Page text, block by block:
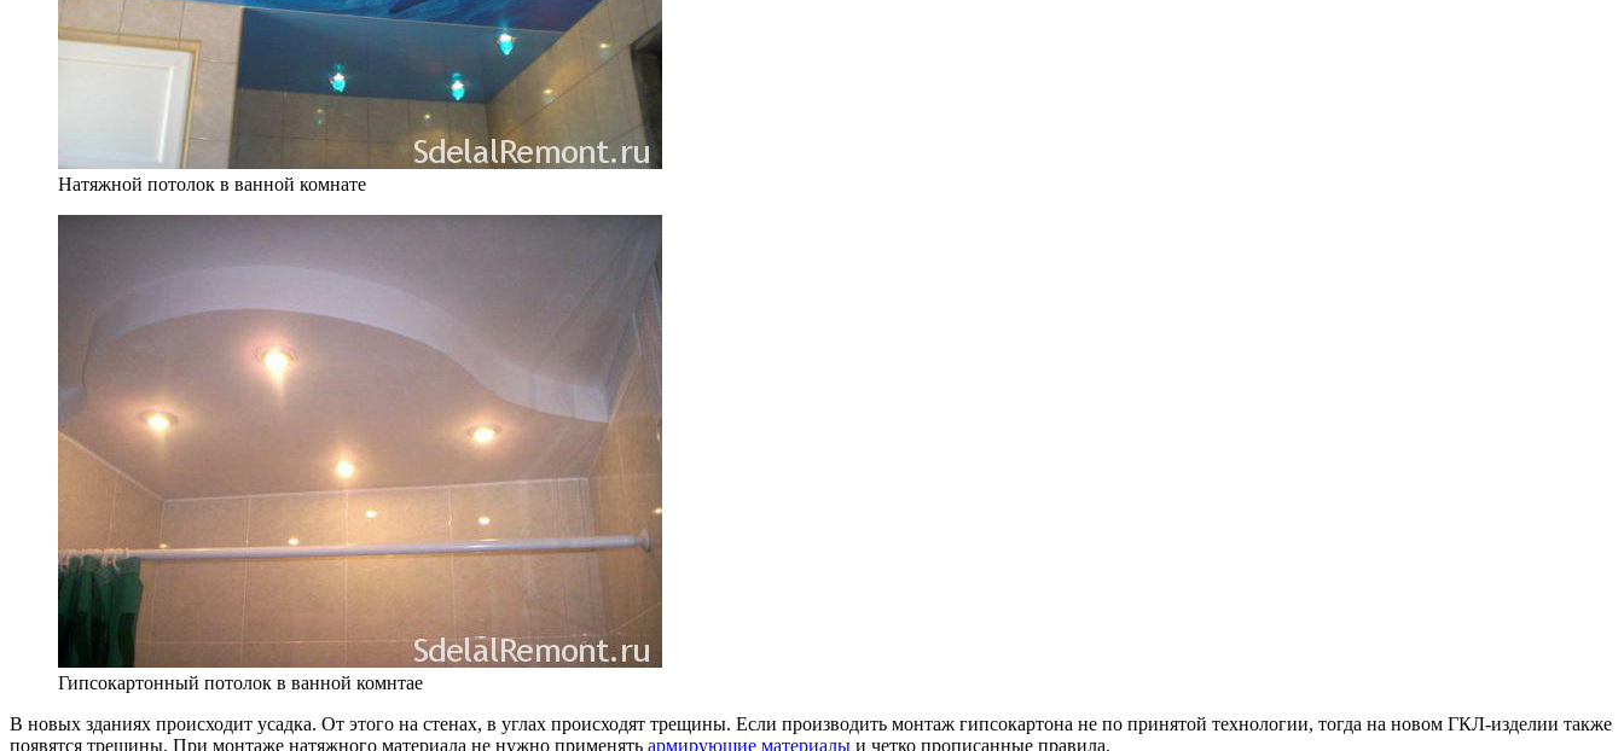
Натяжной потолок в ванной комнате
Гипсокартонный потолок в ванной комнтае
В новых зданиях происходит усадка. От этого на стенах, в углах происходят трещины. Если производить монтаж гипсокартона не по принятой технологии, тогда на новом ГКЛ-изделии также
появятся трещины. При монтаже натяжного материала не нужно применять армирующие материалы и четко прописанные правила.